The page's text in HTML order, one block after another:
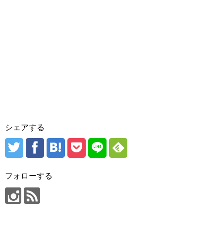
シェアする
フォローする